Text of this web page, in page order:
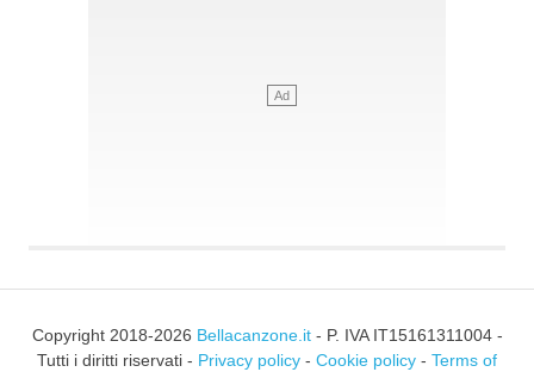
Copyright 2018-2026 Bellacanzone.it- P. IVA IT15161311004 -
Tutti i diritti riservati - Privacy policy - Cookie policy - Terms of